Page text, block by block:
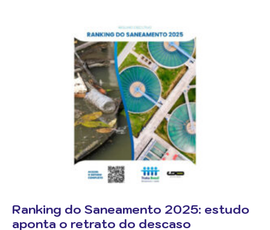
Ranking do Saneamento 2025: estudo
aponta o retrato do descaso